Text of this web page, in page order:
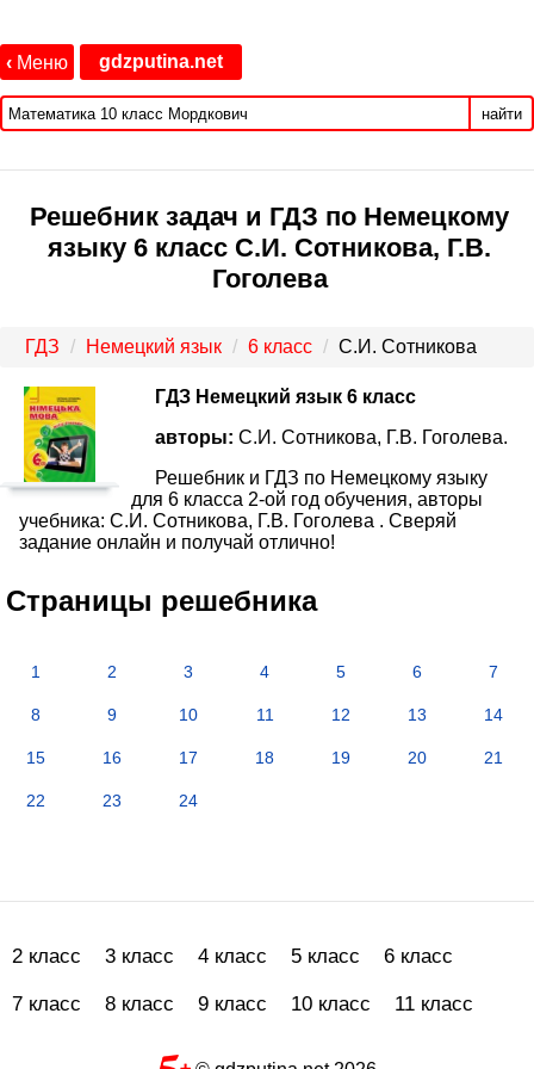
‹ Меню gdzputina.net
найти
Решебник задач и ГДЗ по Немецкому
языку 6 класс С.И. Сотникова, Г.В.
Гоголева
ГДЗ Немецкий язык 6 класс С.И. Сотникова
ГДЗ Немецкий язык 6 класс
авторы: С.И. Сотникова, Г.В. Гоголева.
Решебник и ГДЗ по Немецкому языку
для 6 класса 2-ой год обучения, авторы
учебника: С.И. Сотникова, Г.В. Гоголева . Сверяй
задание онлайн и получай отлично!
Страницы решебника
1 2 3 4 5 6 7
8 9 10 11 12 13 14
15 16 17 18 19 20 21
22 23 24
2 класс 3 класс 4 класс 5 класс 6 класс
7 класс 8 класс 9 класс 10 класс 11 класс